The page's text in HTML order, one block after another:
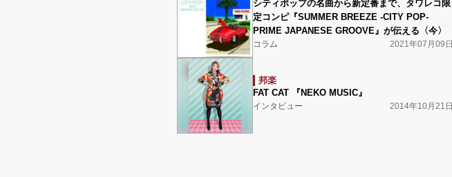
シティポップの名曲から新定番まで、タワレコ限
定コンピ『SUMMER BREEZE -CITY POP-
PRIME JAPANESE GROOVE』が伝える〈今〉
コラム 2021年07月09日
邦楽
FAT CAT 『NEKO MUSIC』
インタビュー 2014年10月21日